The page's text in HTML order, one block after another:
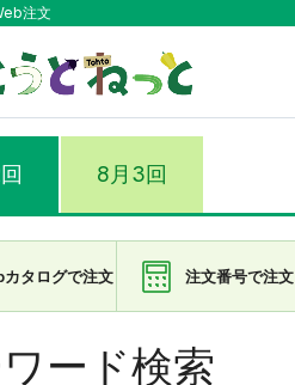
注文
8月3回
カタログで注文 注文番号で注文
ード検索